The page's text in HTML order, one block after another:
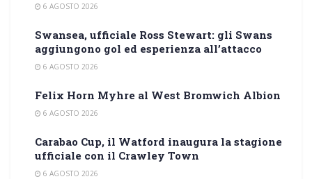
6 AGOSTO 2026
Swansea, ufficiale Ross Stewart: gli Swans
aggiungono gol ed esperienza all’attacco
6 AGOSTO 2026
Felix Horn Myhre al West Bromwich Albion
6 AGOSTO 2026
Carabao Cup, il Watford inaugura la stagione
ufficiale con il Crawley Town
6 AGOSTO 2026